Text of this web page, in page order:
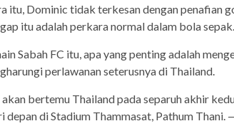
itu, Dominic tidak terkesan dengan penafian
itu adalah perkara normal dalam bola sepak.
Sabah FC itu, apa yang penting adalah
perlawanan seterusnya di Thailand.
bertemu Thailand pada separuh akhir
depan di Stadium Thammasat, Pathum Thani.